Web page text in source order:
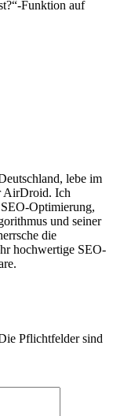
Funktion auf
lebe im
AirDroid. Ich
Optimierung,
und seiner
die
hochwertige SEO-
Pflichtfelder sind